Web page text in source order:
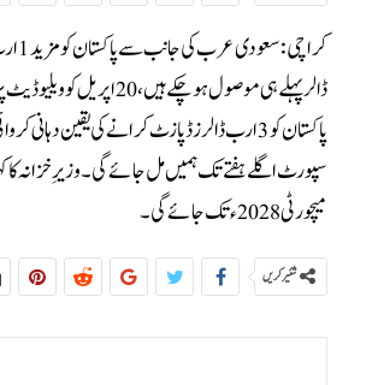
میچورٹی 2028ء تک جائے گی۔
شئیر کریں